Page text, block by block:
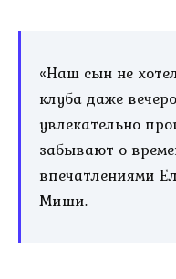
«Наш сын не
клуба даже
увлекательно
забывают о
впечатлениями
Миши.